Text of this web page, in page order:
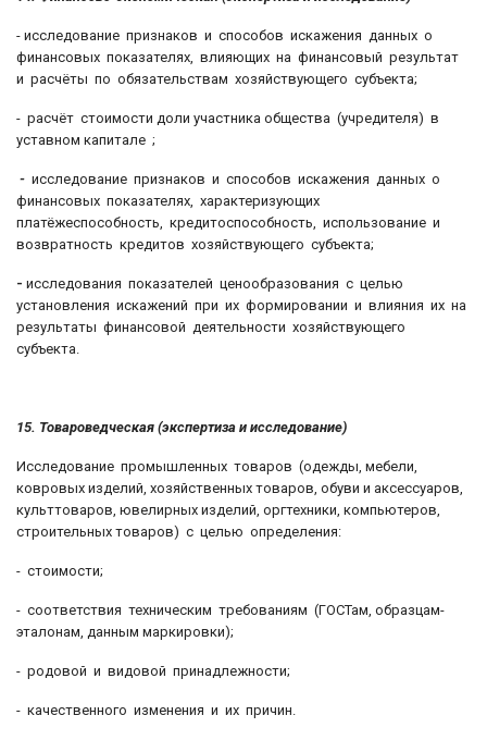
- исследование признаков и способов искажения данных о
финансовых показателях, влияющих на финансовый результат
и расчёты по обязательствам хозяйствующего субъекта;
- расчёт стоимости доли участника общества (учредителя) в
уставном капитале ;
- исследование признаков и способов искажения данных о
финансовых показателях, характеризующих
платёжеспособность, кредитоспособность, использование и
возвратность кредитов хозяйствующего субъекта;
- исследования показателей ценообразования с целью
установления искажений при их формировании и влияния их на
результаты финансовой деятельности хозяйствующего
субъекта.
15. Товароведческая (экспертиза и исследование)
Исследование промышленных товаров (одежды, мебели,
ковровых изделий, хозяйственных товаров, обуви и аксессуаров,
культтоваров, ювелирных изделий, оргтехники, компьютеров,
строительных товаров) с целью определения:
- стоимости;
- соответствия техническим требованиям (ГОСТам, образцам-
эталонам, данным маркировки);
- родовой и видовой принадлежности;
- качественного изменения и их причин.